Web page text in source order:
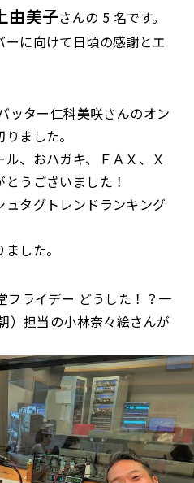
由美子さんの 5 名です。
に向けて日頃の感謝とエ
ッター仁科美咲さんのオン
ました。
、おハガキ、ＦＡＸ、Ｘ
うございました！
タグトレンドランキング
した。
フライデー どうした！？一
）担当の小林奈々絵さんが